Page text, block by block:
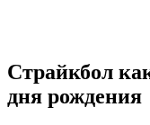
Страйкбол
дня рождения